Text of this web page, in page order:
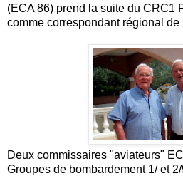
(ECA 86) prend la suite du CRC1
comme correspondant régional de
Deux commissaires "aviateurs"
Groupes de bombardement 1/ et